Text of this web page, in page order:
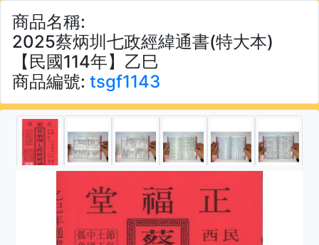
商品名稱:
2025蔡炳圳七政經緯通書(特大本)
【民國114年】乙巳
商品編號: tsgf1143